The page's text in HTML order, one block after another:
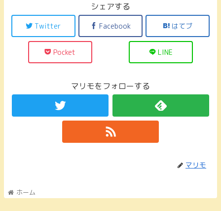
シェアする
Twitter Facebook はてブ
Pocket LINE
マリモをフォローする
マリモ
ホーム